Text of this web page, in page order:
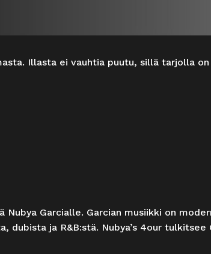
Illasta ei vauhtia puutu, sillä tarjolla
Garcialle. Garcian musiikki on
ja R&B:stä. Nubya’s 4our tulkitsee